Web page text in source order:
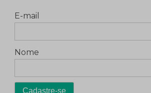
E-mail
Nome